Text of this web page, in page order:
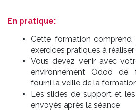
En pratique:
Cette formation
exercices pratiques à
Vous devez venir avec
environnement Odoo de
fourni la veille de la
Les slides de support et
envoyés après la séance